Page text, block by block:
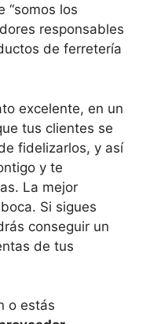
“somos los
responsables
de ferretería
excelente, en un
tus clientes se
fidelizarlos, y así
y te
La mejor
Si sigues
conseguir un
de tus
o estás